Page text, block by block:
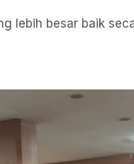
lebih besar baik